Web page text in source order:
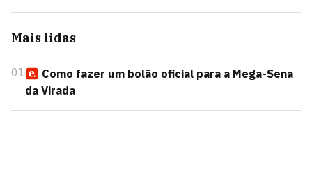
Mais lidas
01
Como fazer um bolão oficial para a Mega-Sena
da Virada